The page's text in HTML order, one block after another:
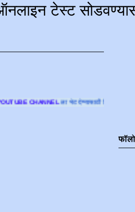
टेस्ट
देण्यासाठी क्लिक करा.